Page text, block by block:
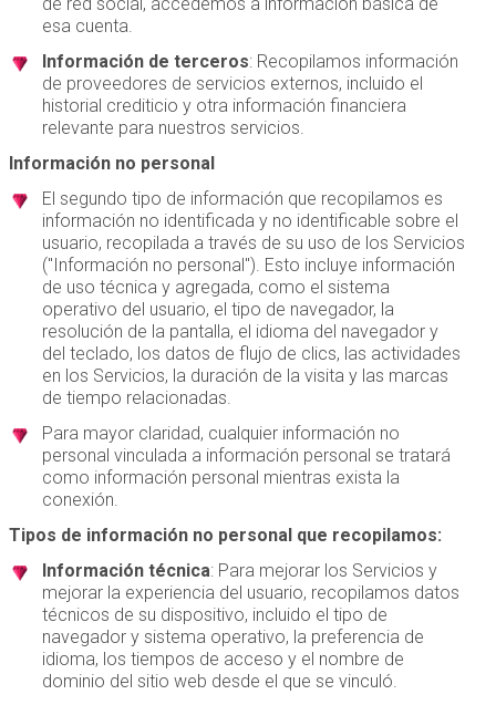
de red social, accedemos a información básica de
esa cuenta.
Información de terceros: Recopilamos información
de proveedores de servicios externos, incluido el
historial crediticio y otra información financiera
relevante para nuestros servicios.
Información no personal
El segundo tipo de información que recopilamos es
información no identificada y no identificable sobre el
usuario, recopilada a través de su uso de los Servicios
("Información no personal"). Esto incluye información
de uso técnica y agregada, como el sistema
operativo del usuario, el tipo de navegador, la
resolución de la pantalla, el idioma del navegador y
del teclado, los datos de flujo de clics, las actividades
en los Servicios, la duración de la visita y las marcas
de tiempo relacionadas.
Para mayor claridad, cualquier información no
personal vinculada a información personal se tratará
como información personal mientras exista la
conexión.
Tipos de información no personal que recopilamos:
Información técnica: Para mejorar los Servicios y
mejorar la experiencia del usuario, recopilamos datos
técnicos de su dispositivo, incluido el tipo de
navegador y sistema operativo, la preferencia de
idioma, los tiempos de acceso y el nombre de
dominio del sitio web desde el que se vinculó.